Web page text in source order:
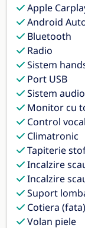
Apple
Android
Bluetooth
Radio
Sistem
Port USB
Sistem audio
Monitor cu
Control vocal
Climatronic
Tapiterie
Incalzire
Incalzire
Suport
Cotiera (fata)
Volan piele